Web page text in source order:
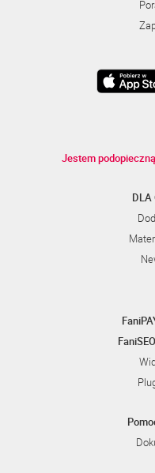
Jestem
DLA
FaniSEO